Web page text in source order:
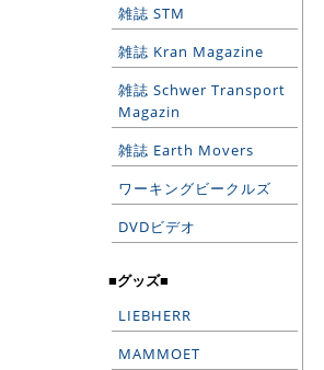
雑誌 STM
雑誌 Kran Magazine
雑誌 Schwer Transport
Magazin
雑誌 Earth Movers
ワーキングビークルズ
DVDビデオ
■グッズ■
LIEBHERR
MAMMOET